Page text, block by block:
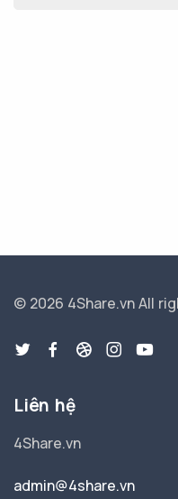
© 2026 4Share.vnAll
Liên hệ
4Share.vn
admin@4share.vn